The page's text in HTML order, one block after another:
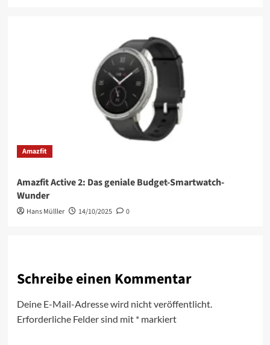
Amazfit
Amazfit Active 2: Das geniale Budget-Smartwatch-
Wunder
Hans Mülller 14/10/2025 0
Schreibe einen Kommentar
Deine E-Mail-Adresse wird nicht veröffentlicht.
Erforderliche Felder sind mit *markiert